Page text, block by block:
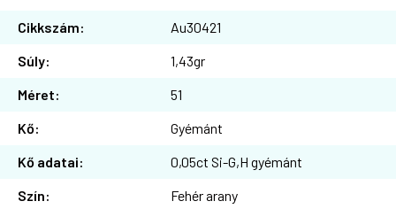
Cikkszám:
Au30421
Súly:
1,43gr
Méret:
51
Kő:
Gyémánt
Kő adatai:
0,05ct Si-G,H gyémánt
Szín:
Fehér arany